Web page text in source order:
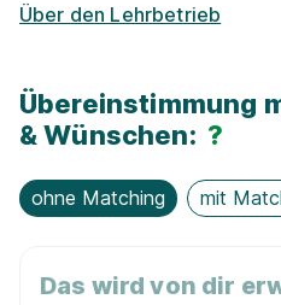
Exkur­sionen
Über den Lehrbetrieb
Übereinstimmung
& Wünschen: ?
ohne Matching mit
Das wird von dir